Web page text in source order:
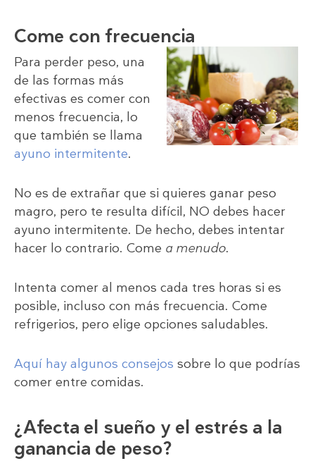
Come con frecuencia
Para perder peso, una
de las formas más
efectivas es comer con
menos frecuencia, lo
que también se llama
ayuno intermitente.
No es de extrañar que si quieres ganar peso
magro, pero te resulta difícil, NO debes hacer
ayuno intermitente. De hecho, debes intentar
hacer lo contrario. Come a menudo.
Intenta comer al menos cada tres horas si es
posible, incluso con más frecuencia. Come
refrigerios, pero elige opciones saludables.
Aquí hay algunos consejos sobre lo que podrías
comer entre comidas.
¿Afecta el sueño y el estrés a la
ganancia de peso?